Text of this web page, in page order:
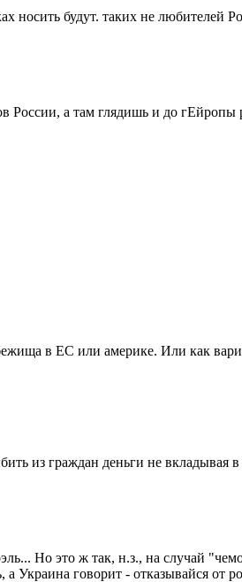
носить будут. таких не любителей
России, а там глядишь и до гЕйропы
в ЕС или америке. Или как
из граждан деньги не вкладывая
Но это ж так, н.з., на случай
Украина говорит - отказывайся от